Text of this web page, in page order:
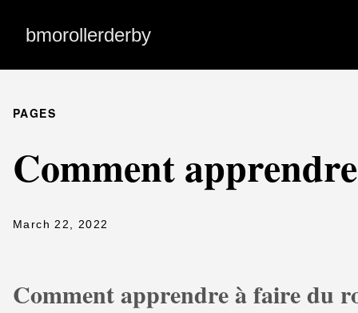
bmorollerderby
PAGES
Comment
March 22, 2022
Comment apprendre à faire du